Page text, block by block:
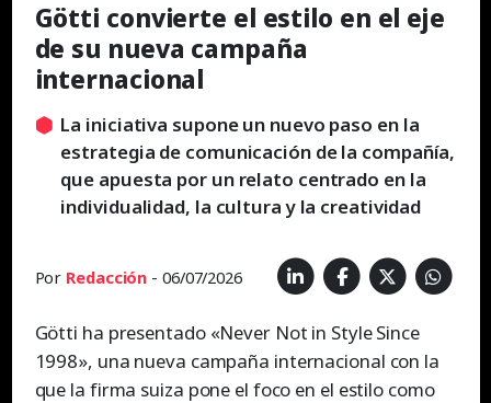
Götti convierte el estilo en el eje
de su nueva campaña
internacional
La iniciativa supone un nuevo paso en la
estrategia de comunicación de la compañía,
que apuesta por un relato centrado en la
individualidad, la cultura y la creatividad
Por Redacción - 06/07/2026
Götti ha presentado «Never Not in Style Since
1998», una nueva campaña internacional con la
que la firma suiza pone el foco en el estilo como